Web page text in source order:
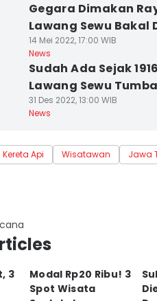
Gegara Dimakan
Lawang Sewu Bakal
14 Mei 2022, 17:00 WIB
News
Sudah Ada Sejak
Lawang Sewu
31 Des 2022, 13:00 WIB
News
Kereta Api Wisatawan Jawa
3
Modal Rp20 Ribu! 3
Spot Wisata